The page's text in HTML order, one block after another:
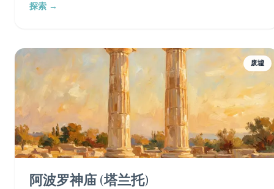
探索 →
废墟
阿波罗神庙 (塔兰托)